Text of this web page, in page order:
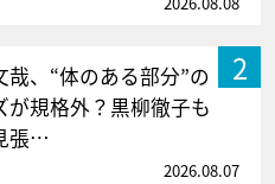
2
哉、“体のある部分”の
が規格外？黒柳徹子も
張…
2026.08.07